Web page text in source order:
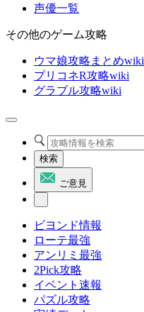
声優一覧
その他のゲーム攻略
ウマ娘攻略まとめwiki
プリコネR攻略wiki
グラブル攻略wiki
検索
ご意見
ビヨンド情報
ローテ最強
アンリミ最強
2Pick攻略
イベント速報
パズル攻略